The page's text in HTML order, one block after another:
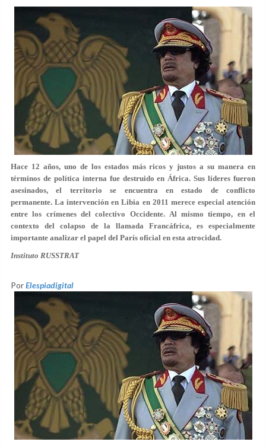
Hace 12 años, uno de los estados más ricos y justos a su manera en
términos de política interna fue destruido en África. Sus líderes fueron
asesinados, el territorio se encuentra en estado de conflicto
permanente. La intervención en Libia en 2011 merece especial atención
entre los crímenes del colectivo Occidente. Al mismo tiempo, en el
contexto del colapso de la llamada Francáfrica, es especialmente
importante analizar el papel del París oficial en esta atrocidad.
Instituto RUSSTRAT
PorElespiadigital